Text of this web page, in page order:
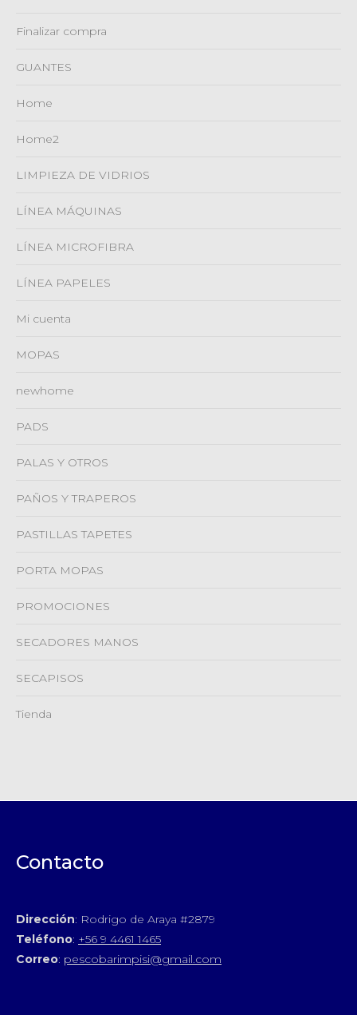
Finalizar compra
GUANTES
Home
Home2
LIMPIEZA DE VIDRIOS
LÍNEA MÁQUINAS
LÍNEA MICROFIBRA
LÍNEA PAPELES
Mi cuenta
MOPAS
newhome
PADS
PALAS Y OTROS
PAÑOS Y TRAPEROS
PASTILLAS TAPETES
PORTA MOPAS
PROMOCIONES
SECADORES MANOS
SECAPISOS
Tienda
Contacto
Dirección: Rodrigo de Araya #2879
Teléfono: +56 9 4461 1465
Correo: pescobarimpisi@gmail.com